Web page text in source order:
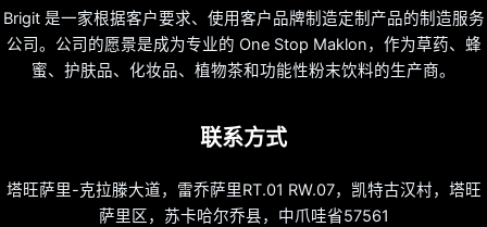
Brigit 是一家根据客户要求、使用客户品牌制造定制产品的制造服务
公司。公司的愿景是成为专业的 One Stop Maklon，作为草药、蜂
蜜、护肤品、化妆品、植物茶和功能性粉末饮料的生产商。
联系方式
塔旺萨里-克拉滕大道，雷乔萨里RT.01 RW.07，凯特古汉村，塔旺
萨里区，苏卡哈尔乔县，中爪哇省57561